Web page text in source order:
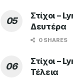
Στίχοι –
Δευτέρα
0 SHARES
Στίχοι –
Τέλεια